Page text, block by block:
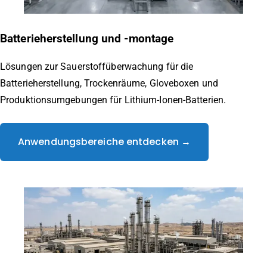
Batterieherstellung und -montage
Lösungen zur Sauerstoffüberwachung für die
Batterieherstellung, Trockenräume, Gloveboxen und
Produktionsumgebungen für Lithium-Ionen-Batterien.
Anwendungsbereiche entdecken →